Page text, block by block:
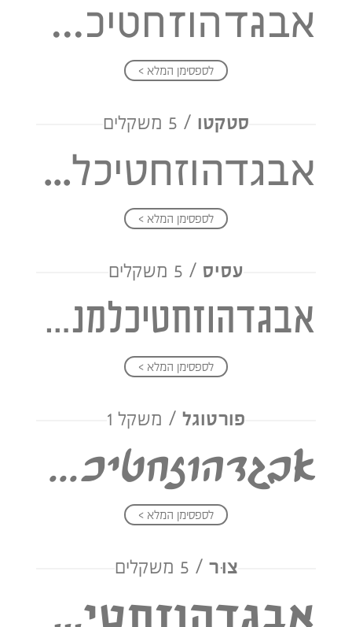
אבגדהוזחטיכלמנסעפצקרשת
לספסימן המלא >
סטקטו / 5 משקלים
אבגדהוזחטיכלמנסעפצקרשת
לספסימן המלא >
עסיס / 5 משקלים
אבגדהוזחטיכלמנסעפצקרשת
לספסימן המלא >
פורטוגל / משקל 1
אבגדהוזחטיכלמנסעפצקרשת
לספסימן המלא >
צוּר / 5 משקלים
אבגדהוזחטיכלמנסעפצקרשת